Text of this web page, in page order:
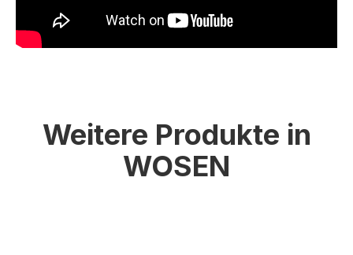
Weitere Produkte in
WOSEN